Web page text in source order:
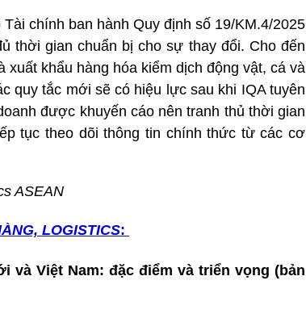
chính ban hành Quy định số 19/KM.4/2025
thời gian chuẩn bị cho sự thay đổi. Cho đến
khẩu hàng hóa kiểm dịch động vật, cá và
quy tắc mới sẽ có hiệu lực sau khi IQA tuyên
được khuyến cáo nên tranh thủ thời gian
tục theo dõi thông tin chính thức từ các cơ
ASEAN
LOGISTICS:
Việt Nam: đặc điểm và triển vọng (bản